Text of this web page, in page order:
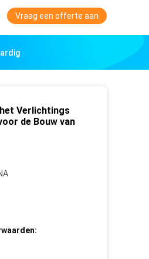
Vraag een offerte aan
Verlichtings
de Bouw van